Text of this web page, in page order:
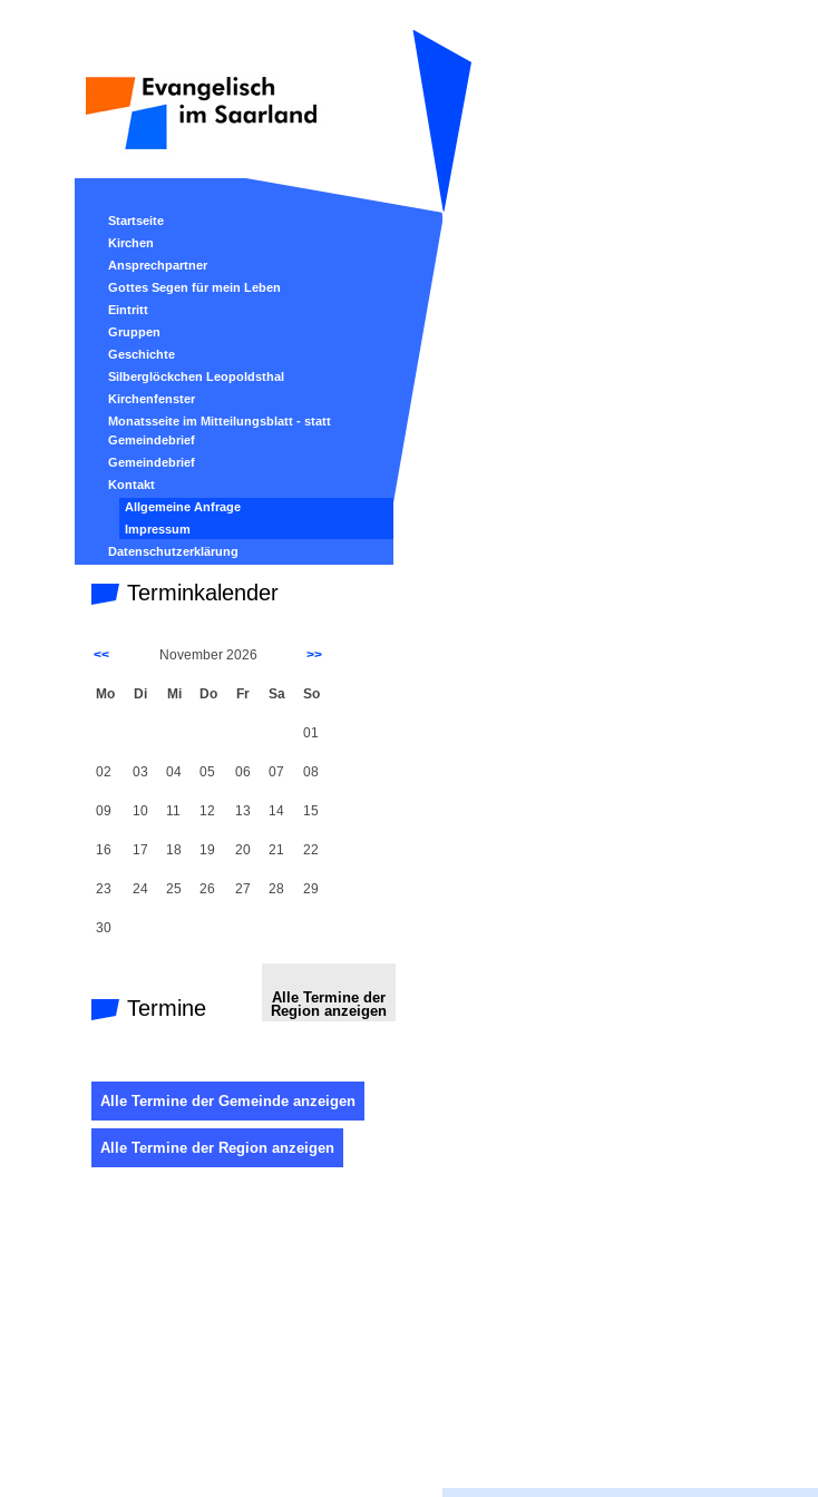
Startseite
Kirchen
Ansprechpartner
Gottes Segen für mein Leben
Eintritt
Gruppen
Geschichte
Silberglöckchen Leopoldsthal
Kirchenfenster
Monatsseite im Mitteilungsblatt - statt
Gemeindebrief
Gemeindebrief
Kontakt
Allgemeine Anfrage
Impressum
Datenschutzerklärung
Terminkalender
<< November 2026 >>
Mo Di Mi Do Fr Sa So
01
02 03 04 05 06 07 08
09 10 11 12 13 14 15
16 17 18 19 20 21 22
23 24 25 26 27 28 29
30
Termine
Alle Termine der
Region anzeigen
Alle Termine der Gemeinde anzeigen
Alle Termine der Region anzeigen